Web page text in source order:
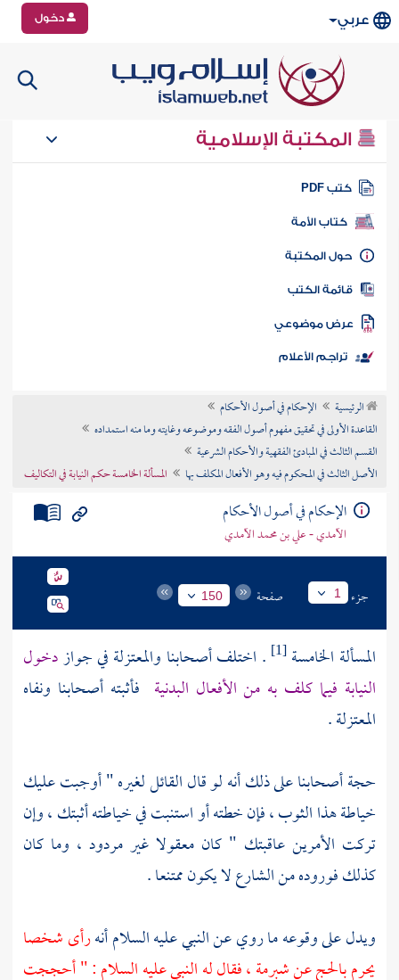
عربي دخول
المكتبة الإسلامية
كتب PDF
كتاب الأمة
المكتبة
الكتب
موضوعي
تراجم الأعلام
الرئيسية
الإحكام في أصول الأحكام
القاعدة الأولى في تحقيق مفهوم أصول الفقه وموضوعه وغايته وما منه استمداده
القسم الثالث في المبادئ الفقهية والأحكام الشرعية
الأصل الثالث في المحكوم فيه وهو الأفعال المكلف بها
المسألة الخامسة حكم النيابة في التكاليف
الإحكام في أصول الأحكام
الآمدي - علي بن محمد الآمدي
جزء 1 صفحة 150
المسألة الخامسة[1] . اختلف أصحابنا والمعتزلةفي جوازدخول
النيابة فيما كلف به من الأفعال البدنية فأثبته أصحابنا ونفاه
المعتزلة.
حجة أصحابنا على ذلك أنه لو قال القائل لغيره " أوجبت عليك
خياطة هذا الثوب ، فإن خطته أو استنبت في خياطته أثبتك ، وإن
تركت الأمرين عاقبتك " كان معقولا غير مردود ، وما كان
كذلك فوروده من الشارع لا يكون ممتنعا .
ويدل على وقوعه ما روي عن النبي عليه السلام أنهرأى شخصا
يحرم بالحج عن شبرمة ، فقال له النبي عليه السلام : " أحججت